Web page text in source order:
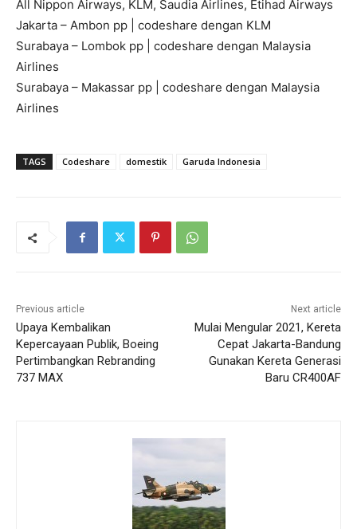
All Nippon Airways, KLM, Saudia Airlines, Etihad Airways
Jakarta – Ambon pp | codeshare dengan KLM
Surabaya – Lombok pp | codeshare dengan Malaysia
Airlines
Surabaya – Makassar pp | codeshare dengan Malaysia
Airlines
TAGS Codeshare domestik Garuda Indonesia
Previous article
Upaya Kembalikan
Kepercayaan Publik, Boeing
Pertimbangkan Rebranding
737 MAX
Next article
Mulai Mengular 2021, Kereta
Cepat Jakarta-Bandung
Gunakan Kereta Generasi
Baru CR400AF